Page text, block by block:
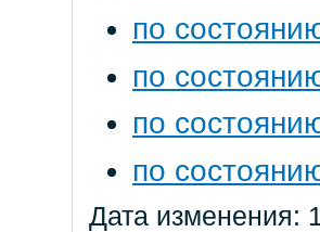
по
по
по
по
Дата изменения: